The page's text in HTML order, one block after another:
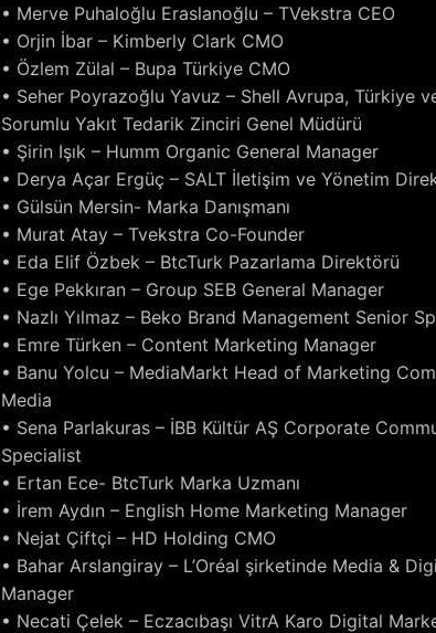
• Merve Puhaloğlu Eraslanoğlu – TVekstra CEO
• Orjin İbar – Kimberly Clark CMO
• Özlem Zülal – Bupa Türkiye CMO
• Seher Poyrazoğlu Yavuz – Shell Avrupa, Türkiye
Sorumlu Yakıt Tedarik Zinciri Genel Müdürü
• Şirin Işık – Humm Organic General Manager
• Derya Açar Ergüç – SALT İletişim ve Yönetim
• Gülsün Mersin- Marka Danışmanı
• Murat Atay – Tvekstra Co-Founder
• Eda Elif Özbek – BtcTurk Pazarlama Direktörü
• Ege Pekkıran – Group SEB General Manager
• Nazlı Yılmaz – Beko Brand Management Senior
• Emre Türken – Content Marketing Manager
• Banu Yolcu – MediaMarkt Head of Marketing
Media
• Sena Parlakuras – İBB Kültür AŞ Corporate
Specialist
• Ertan Ece- BtcTurk Marka Uzmanı
• İrem Aydın – English Home Marketing Manager
• Nejat Çiftçi – HD Holding CMO
• Bahar Arslangiray – L’Oréal şirketinde Media &
Manager
• Necati Çelek – Eczacıbaşı VitrA Karo Digital